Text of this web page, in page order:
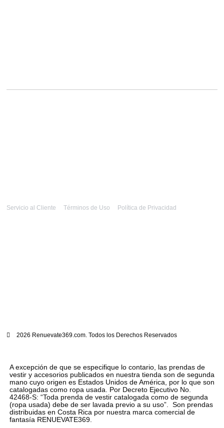
2026 Renuevate369.com. Todos los Derechos Reservados
Servicio al Cliente Términos de Uso Política de Privacidad
A excepción de que se especifique lo contario, las prendas de
vestir y accesorios publicados en nuestra tienda son de segunda
mano cuyo origen es Estados Unidos de América, por lo que son
catalogadas como ropa usada. Por Decreto Ejecutivo No.
42468-S: “Toda prenda de vestir catalogada como de segunda
(ropa usada) debe de ser lavada previo a su uso”. Son prendas
distribuidas en Costa Rica por nuestra marca comercial de
fantasía RENUEVATE369.